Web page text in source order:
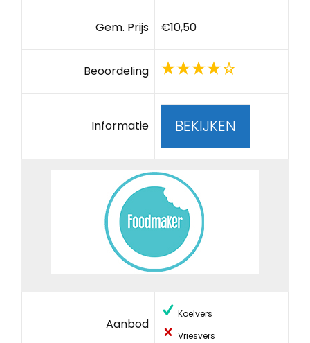
Gem. Prijs €10,50
Beoordeling
Informatie BEKIJKEN
Aanbod
Koelvers
Vriesvers